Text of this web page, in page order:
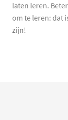
laten leren.
om te leren: dat
zijn!